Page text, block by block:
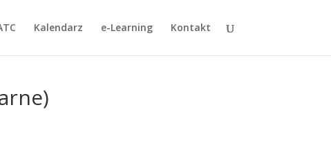
Kalendarz e-Learning Kontakt